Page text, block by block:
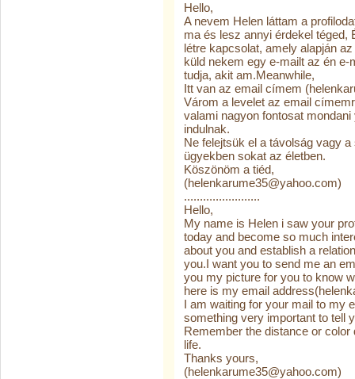
Hello,
A nevem Helen láttam a
ma és lesz annyi érdekel téged,
létre kapcsolat, amely alapján
küld nekem egy e-mailt az én
tudja, akit am.Meanwhile,
Itt van az email címem
Várom a levelet az email
valami nagyon fontosat
indulnak.
Ne felejtsük el a távolság vagy
ügyekben sokat az életben.
Köszönöm a tiéd,
(helenkarume35@yahoo.com)
........................
Hello,
My name is Helen i saw your
today and become so much
about you and establish a
you.I want you to send me an
you my picture for you to know
here is my email
I am waiting for your mail to my
something very important to tell
Remember the distance or
life.
Thanks yours,
(helenkarume35@yahoo.com)